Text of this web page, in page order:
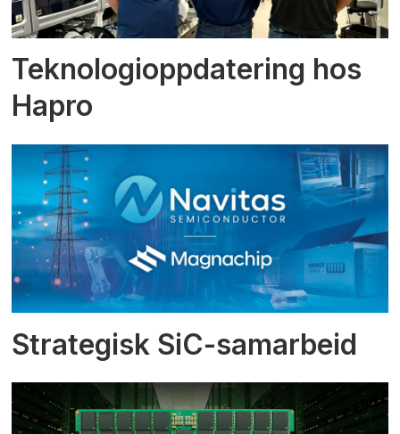
Teknologioppdatering hos
Hapro
Strategisk SiC-samarbeid